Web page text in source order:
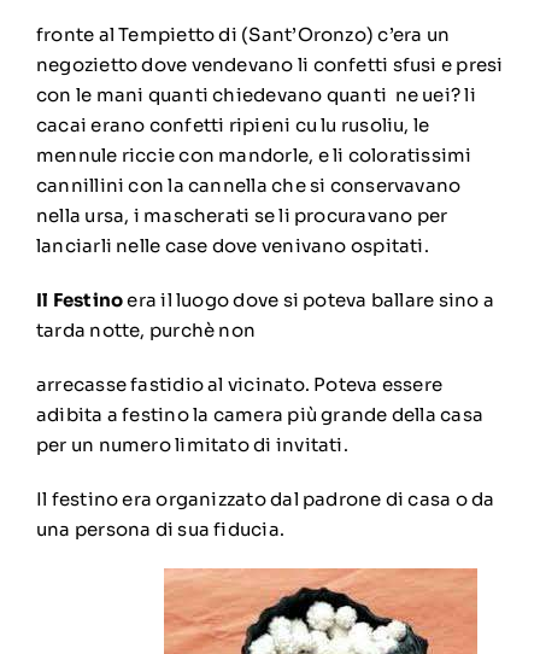
fronte al Tempietto di (Sant’Oronzo) c’era un
negozietto dove vendevano li confetti sfusi e presi
con le mani quanti chiedevano quanti ne uei? li
cacai erano confetti ripieni cu lu rusoliu, le
mennule riccie con mandorle, e li coloratissimi
cannillini con la cannella che si conservavano
nella ursa, i mascherati se li procuravano per
lanciarli nelle case dove venivano ospitati.
Il Festinoera il luogo dove si poteva ballare sino a
tarda notte, purchè non
arrecasse fastidio al vicinato. Poteva essere
adibita a festino la camera più grande della casa
per un numero limitato di invitati.
Il festino era organizzato dal padrone di casa o da
una persona di sua fiducia.